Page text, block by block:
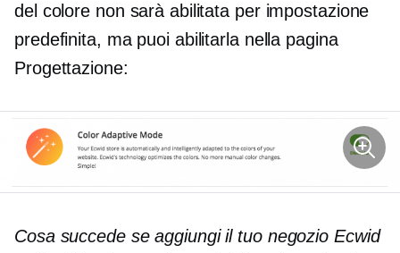
del colore non sarà abilitata per impostazione
predefinita, ma puoi abilitarla nella pagina
Progettazione:
Cosa succede se aggiungi il tuo negozio Ecwid